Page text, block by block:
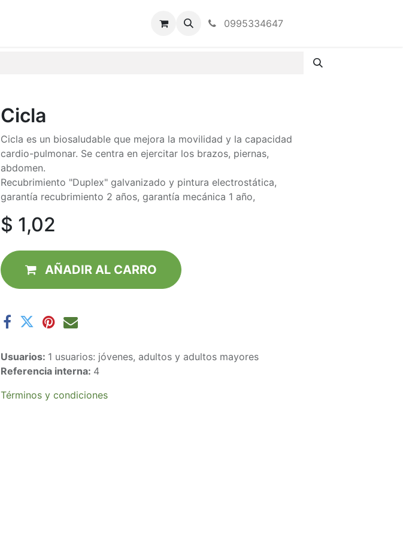
0995334647
Cicla
Cicla es un biosaludable que mejora la movilidad y la capacidad
cardio-pulmonar. Se centra en ejercitar los brazos, piernas,
abdomen.
Recubrimiento "Duplex" galvanizado y pintura electrostática,
garantía recubrimiento 2 años, garantía mecánica 1 año,
$ 1,02
AÑADIR AL CAR​RO
Usuarios: 1 usuarios: jóvenes, adultos y adultos mayores
Referencia interna: 4
Términos y condiciones